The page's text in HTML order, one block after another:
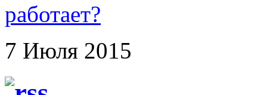
работает?
7 Июля 2015